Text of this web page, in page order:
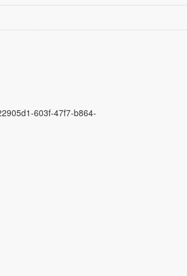
603f-47f7-b864-